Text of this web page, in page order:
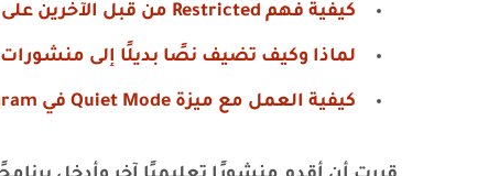
كيفية فهم Restricted من قبل الآخرين على Instagram
لماذا وكيف تضيف نصًا بديلًا إلى منشورات Instagram الخاصة بك
كيفية العمل مع ميزة Quiet Mode في Instagram